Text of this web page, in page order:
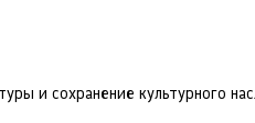
и сохранение культурного